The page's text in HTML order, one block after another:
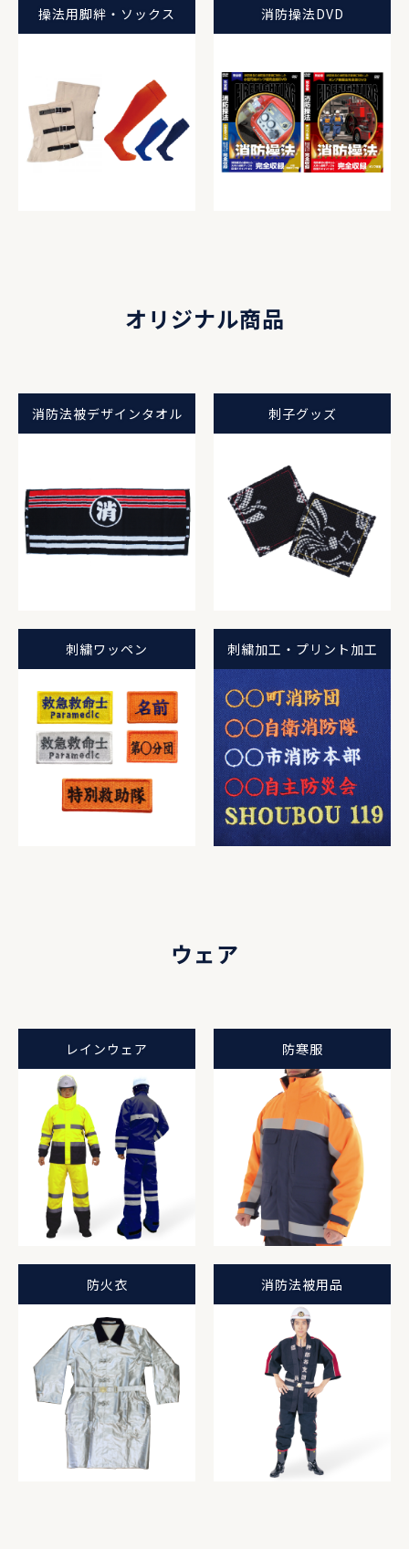
操法用脚絆・ソックス 消防操法DVD
オリジナル商品
消防法被デザインタオル 刺子グッズ
刺繍ワッペン 刺繍加工・プリント加工
ウェア
レインウェア 防寒服
防火衣 消防法被用品